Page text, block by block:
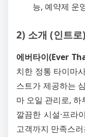
능, 예약제 운
2) 소개 (인트로)
에버타이(Ever
치한 정통 타이마
스트가 제공하는
마 오일 관리로,
깔끔한 시설·프라
고객까지 만족스